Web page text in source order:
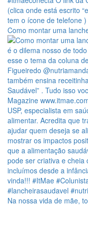
Como montar uma
Na nossa vida de mãe,